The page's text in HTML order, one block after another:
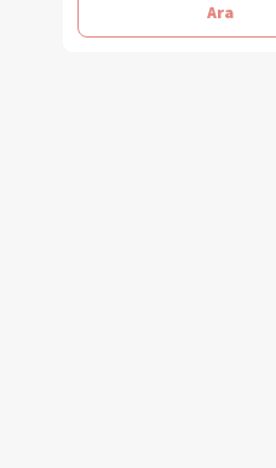
Ara